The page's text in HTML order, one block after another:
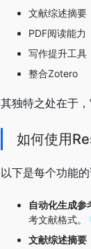
文献综述摘要
PDF阅读能力
写作提升工具
整合Zotero
其独特之处在于
如何使用
以下是每个功能
自动化生成参
考文献格式。
文献综述摘要